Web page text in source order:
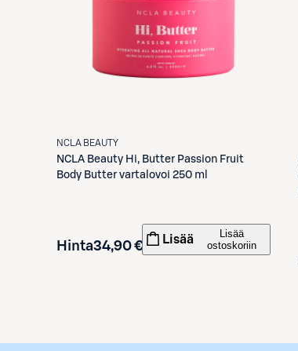
NCLA BEAUTY
NCLA Beauty Hi, Butter Passion Fruit
Body Butter vartalovoi 250 ml
Hinta34,90 € Lisää
Lisää
ostoskoriin